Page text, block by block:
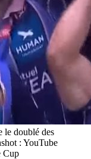
le doublé des
: YouTube
Cup